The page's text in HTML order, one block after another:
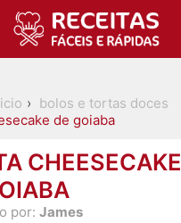
bolos e tortas doces
de goiaba
CHEESECAKE
por:James